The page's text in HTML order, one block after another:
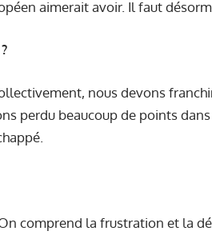
aimerait avoir. Il faut
nous devons
perdu beaucoup de points
comprend la frustration et la